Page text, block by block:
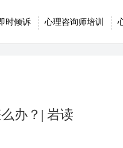
时倾诉 心理咨询师培训
办？| 岩读